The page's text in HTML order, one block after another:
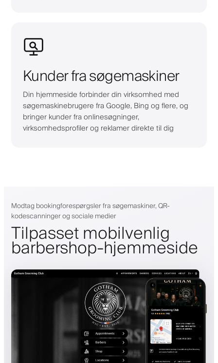
Kunder fra søgemaskiner
Din hjemmeside forbinder din virksomhed med
søgemaskinebrugere fra Google, Bing og flere, og
bringer kunder fra onlinesøgninger,
virksomhedsprofiler og reklamer direkte til dig
Modtag bookingforespørgsler fra søgemaskiner, QR-
kodescanninger og sociale medier
Tilpasset mobilvenlig
barbershop-hjemmeside